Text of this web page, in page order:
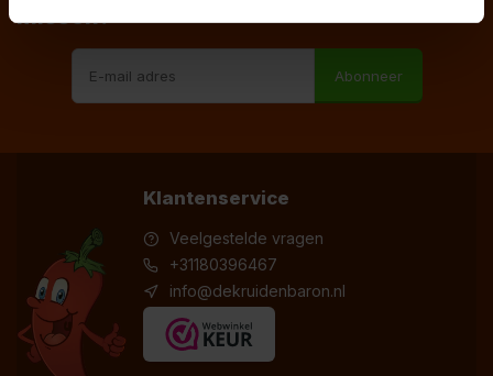
missen?
Abonneer
Klantenservice
Veelgestelde vragen
+31180396467
info@dekruidenbaron.nl